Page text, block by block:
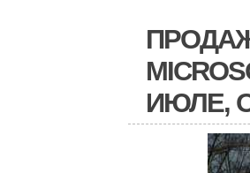
ИЮЛЕ,